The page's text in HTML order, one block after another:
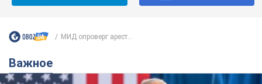
МИД опроверг арест...
Важное